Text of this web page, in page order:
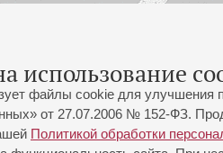
использование
файлы cookie для улучшения
от 27.07.2006 № 152-ФЗ.
Политикой обработки